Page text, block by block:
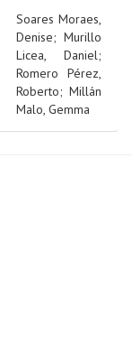
Soares Moraes,
Denise; Murillo
Licea, Daniel;
Romero Pérez,
Roberto; Millán
Malo, Gemma